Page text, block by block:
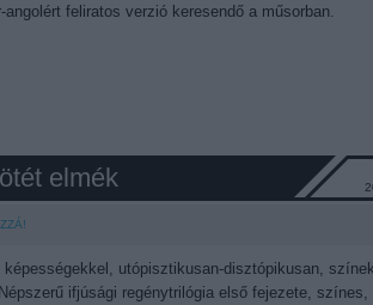
angolért feliratos verzió keresendő a műsorban.
elmék
képességekkel, utópisztikusan-disztópikusan,
ifjúsági regénytrilógia első fejezete, színes,